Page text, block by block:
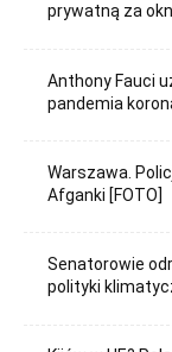
prywatną za
Anthony Fauci
pandemia
Warszawa.
Afganki [FOTO]
Senatorowie
polityki